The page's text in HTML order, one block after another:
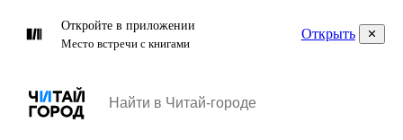
Откройте в приложении
Место встречи с книгами
Открыть